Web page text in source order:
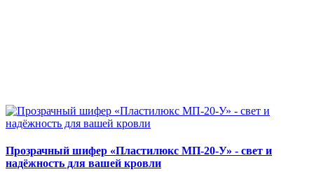
Прозрачный шифер «Пластилюкс МП-20-У» - свет и
надёжность для вашей кровли